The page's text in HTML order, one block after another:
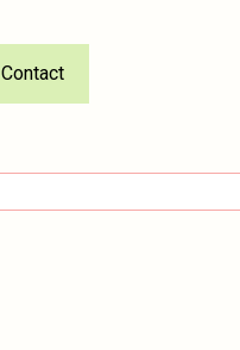
Contact